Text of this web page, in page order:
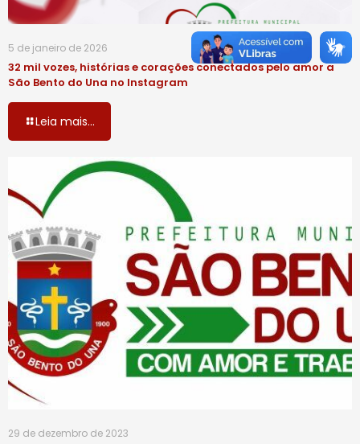
5 de janeiro de 2026
32 mil vozes, histórias e corações conectados pelo amor a
São Bento do Una no Instagram
Leia mais...
29 de dezembro de 2023